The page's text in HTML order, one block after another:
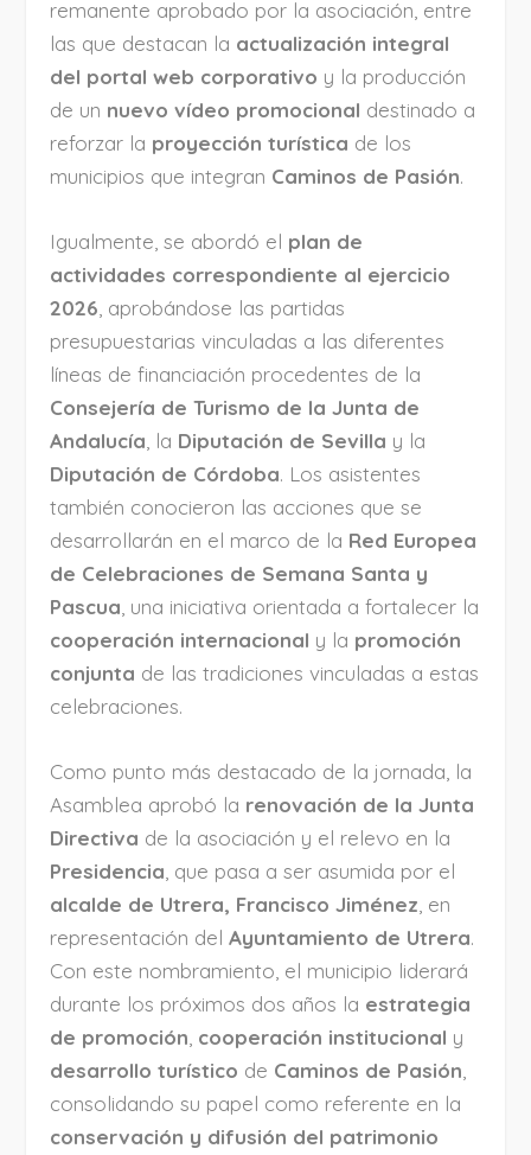
remanente aprobado por la asociación, entre
las que destacan la actualización integral
del portal web corporativo y la producción
de un nuevo vídeo promocional destinado a
reforzar la proyección turística de los
municipios que integran Caminos de Pasión.
Igualmente, se abordó el plan de
actividades correspondiente al ejercicio
2026 , aprobándose las partidas
presupuestarias vinculadas a las diferentes
líneas de financiación procedentes de la
Consejería de Turismo de la Junta de
Andalucía , la Diputación de Sevilla y la
Diputación de Córdoba. Los asistentes
también conocieron las acciones que se
desarrollarán en el marco de la Red Europea
de Celebraciones de Semana Santa y
Pascua , una iniciativa orientada a fortalecer la
cooperación internacional y la promoción
conjunta de las tradiciones vinculadas a estas
celebraciones.
Como punto más destacado de la jornada, la
Asamblea aprobó la renovación de la Junta
Directiva de la asociación y el relevo en la
Presidencia , que pasa a ser asumida por el
alcalde de Utrera, Francisco Jiménez , en
representación delAyuntamiento de Utrera.
Con este nombramiento, el municipio liderará
durante los próximos dos años la estrategia
de promoción cooperación institucional y
desarrollo turístico de Caminos de Pasión
consolidando su papel como referente en la
conservación y difusión del patrimonio